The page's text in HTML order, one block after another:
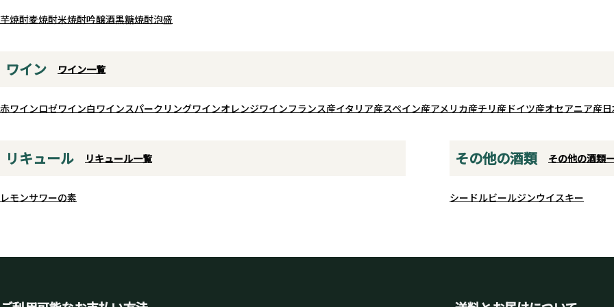
芋焼酎麦焼酎米焼酎吟醸酒黒糖焼酎泡盛
ワイン ワイン一覧
赤ワインロゼワイン白ワインスパークリングワインオレンジワインフランス産イタリア産スペイン産アメリカ産チリ産 ドイツ産オセアニア産
リキュール リキュール一覧
レモンサワーの素
その他の酒類 その他の酒類
シードルビールジンウイスキー